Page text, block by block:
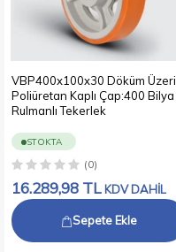
VBP400x100x30 Döküm Üzeri
Poliüretan Kaplı Çap:400 Bilya
Rulmanlı Tekerlek
STOKTA
(0)
16.289,98 TL KDV DAHİL
Sepete Ekle